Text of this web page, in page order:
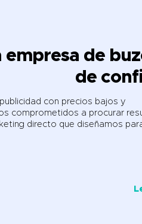
empresa de
de
con precios bajos y
comprometidos a procurar
directo que diseñamos